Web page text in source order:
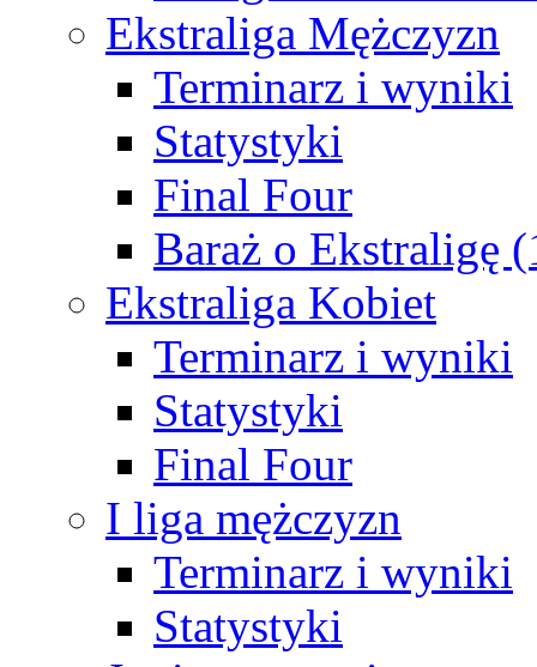
Ekstraliga Mężczyzn
Terminarz i wyniki
Statystyki
Final Four
Baraż o Ekstraligę
Ekstraliga Kobiet
Terminarz i wyniki
Statystyki
Final Four
I liga mężczyzn
Terminarz i wyniki
Statystyki